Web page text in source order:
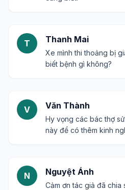
T Thanh Mai
Xe mình thi thoảng bị
biết bệnh gì không?
V Văn Thành
Hy vọng các bác thợ
này để có thêm kinh
N Nguyệt Ánh
Cảm ơn tác giả đã chia